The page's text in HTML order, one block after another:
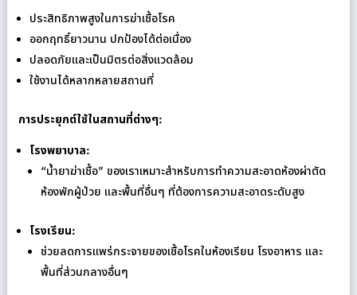
ประสิทธิภาพสูงในการฆ่าเชื้อโรค
ออกฤทธิ์ยาวนาน ปกป้องได้ต่อเนื่อง
ปลอดภัยและเป็นมิตรต่อสิ่งแวดล้อม
ใช้งานได้หลากหลายสถานที่
การประยุกต์ใช้ในสถานที่ต่างๆ:
โรงพยาบาล:
“น้ำยาฆ่าเชื้อ” ของเราเหมาะสำหรับการทำความสะอาดห้องผ่าตัด
ห้องพักผู้ป่วย และพื้นที่อื่นๆ ที่ต้องการความสะอาดระดับสูง
โรงเรียน:
ช่วยลดการแพร่กระจายของเชื้อโรคในห้องเรียน โรงอาหาร และ
พื้นที่ส่วนกลางอื่นๆ